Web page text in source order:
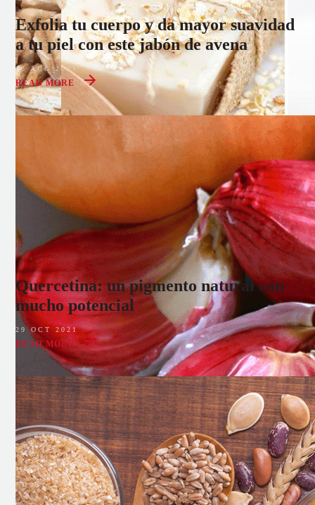
Exfolia tu cuerpo y da mayor suavidad
a tu piel con este jabón de avena
08 AUG 2021
READ MORE
Quercetina: un pigmento natural con
mucho potencial
29 OCT 2021
READ MORE